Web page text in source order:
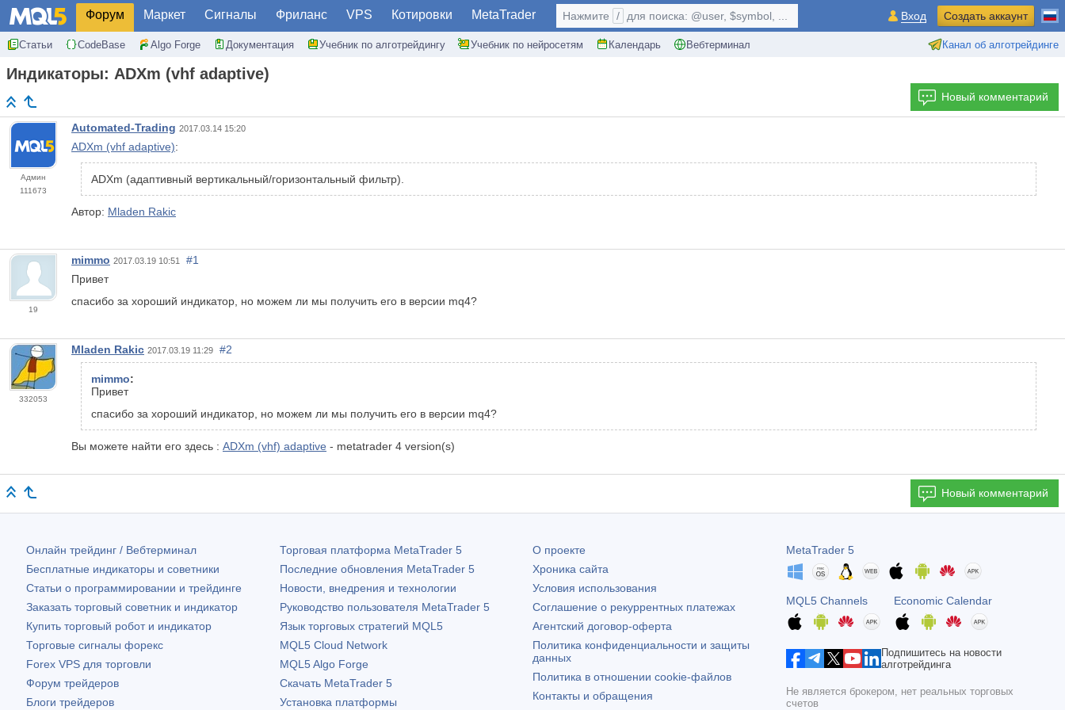
Форум Маркет Сигналы Фриланс VPS Котировки MetaTrader
Статьи CodeBase Algo Forge Документация Учебник по алготрейдингу Учебник по нейросетям Календарь Вебтерминал Канал об алготрейдинге
Нажмите / для поиска: @user, $symbol, ... Вход Создать аккаунт
Индикаторы: ADXm (vhf adaptive)
Новый комментарий
Админ
111673
Automated-Trading 2017.03.14 15:20
ADXm (vhf adaptive):
ADXm (адаптивный вертикальный/горизонтальный фильтр).
Автор: Mladen Rakic
19
mimmo 2017.03.19 10:51
#1
Привет
спасибо за хороший индикатор, но можем ли мы получить его в версии mq4?
332053
Mladen Rakic 2017.03.19 11:29 #2
mimmo:
Привет
спасибо за хороший индикатор, но можем ли мы получить его в версии mq4?
Вы можете найти его здесь : ADXm (vhf) adaptive - metatrader 4 version(s)
Новый комментарий
Онлайн трейдинг / Вебтерминал
Бесплатные индикаторы и советники
Статьи о программировании и трейдинге
Заказать торговый советник и индикатор
Купить торговый робот и индикатор
Торговые сигналы форекс
Forex VPS для торговли
Форум трейдеров
Блоги трейдеров
Торговая платформа MetaTrader 5
Последние обновления MetaTrader 5
Новости, внедрения и технологии
Руководство пользователя MetaTrader 5
Язык торговых стратегий MQL5
MQL5 Cloud Network
MQL5 Algo Forge
Скачать MetaTrader 5
Установка платформы
О проекте
Хроника сайта
Условия использования
Соглашение о рекуррентных платежах
Агентский договор-оферта
Политика конфиденциальности и защиты
данных
Политика в отношении cookie-файлов
Контакты и обращения
MetaTrader 5
MQL5 Channels Economic Calendar
Подпишитесь на новости
алготрейдинга
Не является брокером, нет реальных торговых
счетов